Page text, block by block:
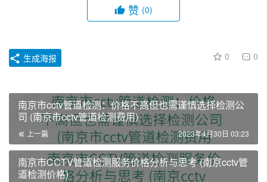
赞 (0)
0 0
生成海报
南京市cctv管道检测：价格不高但也需谨慎选择检测公
司 (南京市cctv管道检测费用)
上一篇 2023年4月30日 03:23
南京市CCTV管道检测服务价格分析与思考 (南京cctv管
道检测价格)